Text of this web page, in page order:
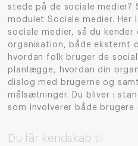
stede på de sociale medier?
modulet Sociale medier.
sociale medier, så du
organisation, både eksternt
hvordan folk bruger de
planlægge, hvordan din
dialog med brugerne og
målsætninger. Du bliver i
som involverer både
Du får kendskab til